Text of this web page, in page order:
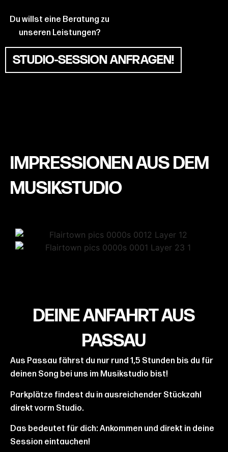
Du willst eine Beratung zu
unseren Leistungen?
STUDIO-SESSION ANFRAGEN!
IMPRESSIONEN AUS DEM
MUSIKSTUDIO
DEINE ANFAHRT AUS
PASSAU
Aus Passau fährst du nur rund 1,5 Stunden bis du für
deinen Song bei uns im Musikstudio bist!
Parkplätze findest du in ausreichender Stückzahl
direkt vorm Studio.
Das bedeutet für dich: Ankommen und direkt in deine
Session eintauchen!